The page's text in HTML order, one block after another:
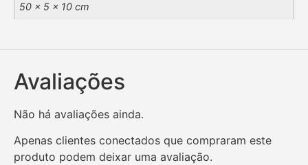
50 × 5 × 10 cm
Avaliações
Não há avaliações ainda.
Apenas clientes conectados que compraram este
produto podem deixar uma avaliação.